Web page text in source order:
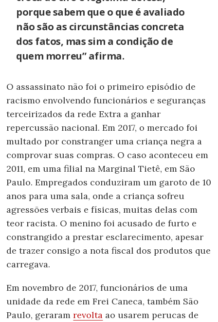
porque sabem que o que é avaliado
não são as circunstâncias concreta
dos fatos, mas sim a condição de
quem morreu” afirma.
O assassinato não foi o primeiro episódio de
racismo envolvendo funcionários e seguranças
terceirizados da rede Extra a ganhar
repercussão nacional. Em 2017, o mercado foi
multado por constranger uma criança negra a
comprovar suas compras. O caso aconteceu em
2011, em uma filial na Marginal Tietê, em São
Paulo. Empregados conduziram um garoto de 10
anos para uma sala, onde a criança sofreu
agressões verbais e físicas, muitas delas com
teor racista. O menino foi acusado de furto e
constrangido a prestar esclarecimento, apesar
de trazer consigo a nota fiscal dos produtos que
carregava.
Em novembro de 2017, funcionários de uma
unidade da rede em Frei Caneca, também São
Paulo, geraramrevolta ao usarem perucas de